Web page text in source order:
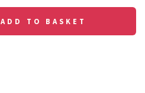
ADD TO BASKET